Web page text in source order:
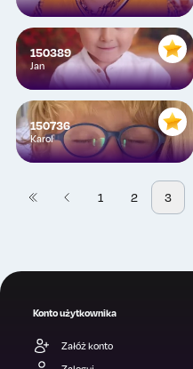
150389
Jan
150736
Karol
1 Poprzednia
1 2 3
Konto użytkownika
Załóż konto